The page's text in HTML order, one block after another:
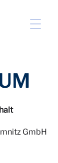
GmbH